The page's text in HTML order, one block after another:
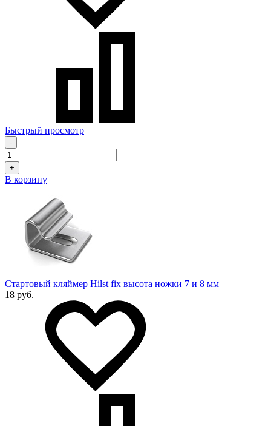
Быстрый просмотр
-
+
В корзину
Стартовый кляймер Hilst fix высота ножки 7 и 8 мм
18 руб.